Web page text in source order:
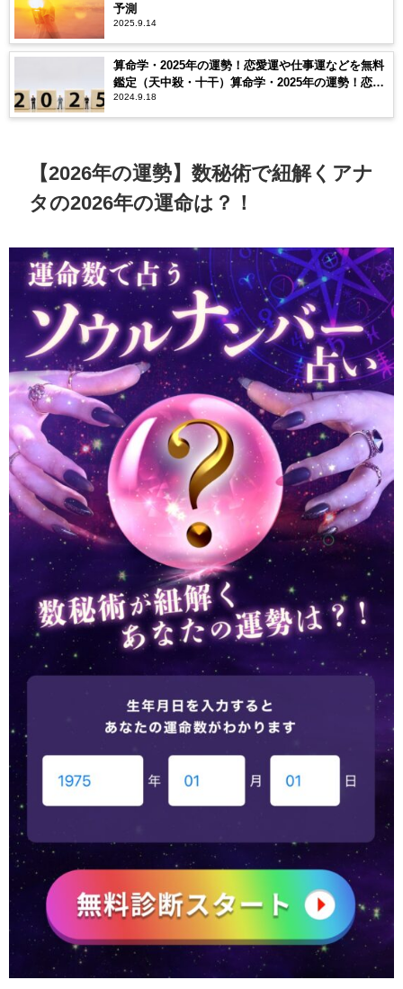
予測
2025.9.14
算命学・2025年の運勢！恋愛運や仕事運などを無料
鑑定（天中殺・十干）算命学・2025年の運勢！恋愛
運や仕事運などを無料鑑定（天中殺・十干）
2024.9.18
【2026年の運勢】数秘術で紐解くアナ
タの2026年の運命は？！